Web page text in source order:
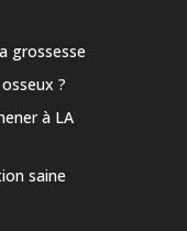
grossesse
?
à LA
saine